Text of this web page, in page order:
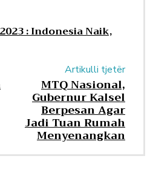
: Indonesia Naik,
Artikulli tjetër
MTQ Nasional,
Gubernur Kalsel
Berpesan Agar
Jadi Tuan Rumah
Menyenangkan